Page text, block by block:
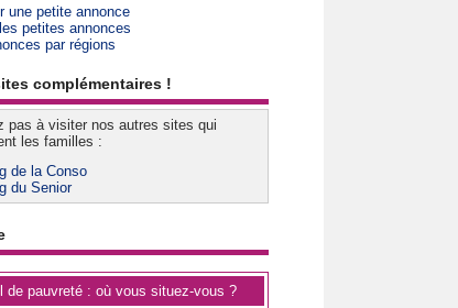
une petite annonce
petites annonces
par régions
complémentaires !
pas à visiter nos autres sites qui
les familles :
de la Conso
du Senior
de pauvreté : où vous situez-vous ?